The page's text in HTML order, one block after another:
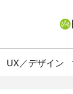
UX／デザイン